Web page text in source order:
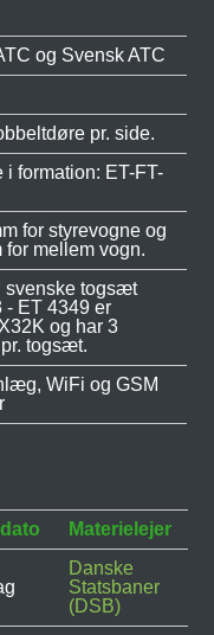
og Svensk ATC
pr. side.
i formation: ET-FT-
for styrevogne og
for mellem vogn.
svenske togsæt
- ET 4349 er
og har 3
togsæt.
WiFi og GSM
Materielejer
Danske
Statsbaner
(DSB)